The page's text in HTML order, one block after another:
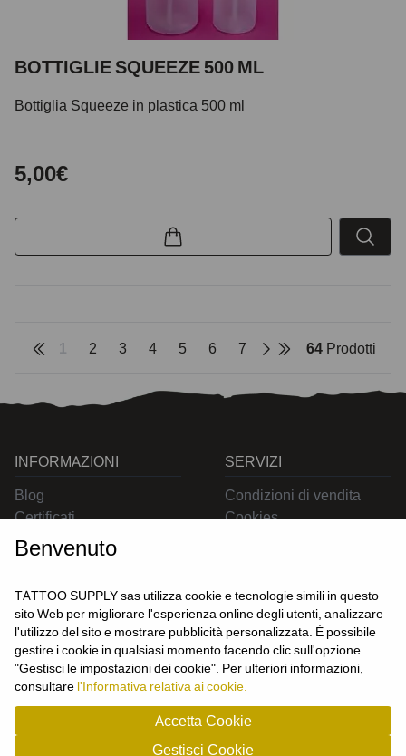
BOTTIGLIE SQUEEZE 500 ML
Bottiglia Squeeze in plastica 500 ml
5,00€
1 2 3 4 5 6 7 64 Prodotti
CONTATTACI
INFORMAZIONI
Blog
Certificati
Contatti
SERVIZI
Condizioni di vendita
Cookies
UTENTE
Login
Registrati
Benvenuto
TATTOO SUPPLY sas utilizza cookie e tecnologie simili in questo
sito Web per migliorare l'esperienza online degli utenti, analizzare
l'utilizzo del sito e mostrare pubblicità personalizzata. È possibile
gestire i cookie in qualsiasi momento facendo clic sull'opzione
"Gestisci le impostazioni dei cookie". Per ulteriori informazioni,
consultare l'Informativa relativa ai cookie.
Accetta Cookie
Gestisci Cookie